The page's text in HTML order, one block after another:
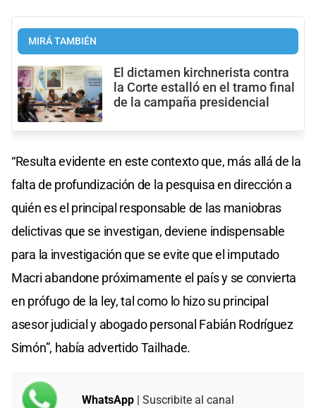
MIRÁ TAMBIÉN
El dictamen kirchnerista contra
la Corte estalló en el tramo final
de la campaña presidencial
“Resulta evidente en este contexto que, más allá de la
falta de profundización de la pesquisa en dirección a
quién es el principal responsable de las maniobras
delictivas que se investigan, deviene indispensable
para la investigación que se evite que el imputado
Macri abandone próximamente el país y se convierta
en prófugo de la ley, tal como lo hizo su principal
asesor judicial y abogado personal Fabián Rodríguez
Simón”, había advertido Tailhade.
WhatsApp | Suscribite al canal